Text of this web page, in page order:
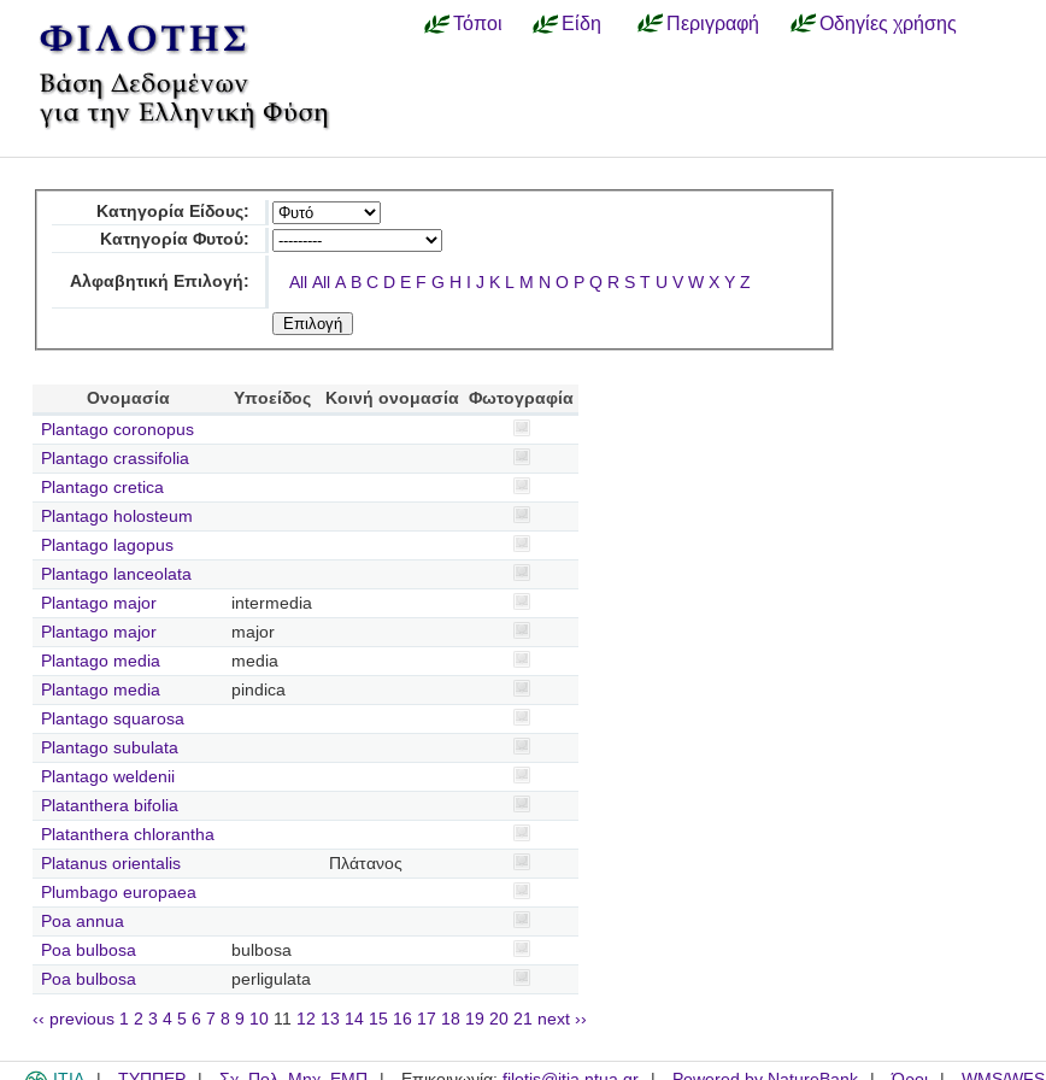
Τόποι Είδη Περιγραφή Οδηγίες χρήσης
Κατηγορία Είδους:
Κατηγορία Φυτού:
Αλφαβητική Επιλογή: All All A B C D E F G H I J K L M N O P Q R S T U V W X Y Z
Ονομασία Υποείδος Κοινή ονομασία Φωτογραφία
Plantago coronopus
Plantago crassifolia
Plantago cretica
Plantago holosteum
Plantago lagopus
Plantago lanceolata
Plantago major
intermedia
Plantago major
major
Plantago media
media
Plantago media
pindica
Plantago squarosa
Plantago subulata
Plantago weldenii
Platanthera bifolia
Platanthera chlorantha
Platanus orientalis
Πλάτανος
Plumbago europaea
Poa annua
Poa bulbosa
bulbosa
Poa bulbosa
perligulata
‹‹ previous 1 2 3 4 5 6 7 8 9 10 11 12 13 14 15 16 17 18 19 20 21 next ››